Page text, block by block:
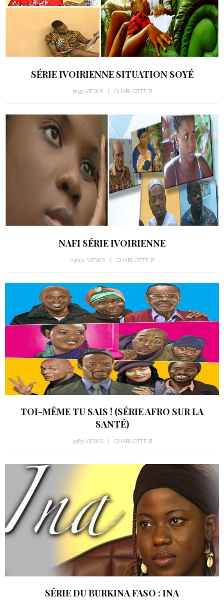
SÉRIE IVOIRIENNE SITUATION SOYÉ
5193 VIEWS CHARLOTTE B
NAFI SÉRIE IVOIRIENNE
24002 VIEWS CHARLOTTE B
TOI-MÊME TU SAIS ! (SÉRIE AFRO SUR LA
SANTÉ)
4583 VIEWS CHARLOTTE B
SÉRIE DU BURKINA FASO : INA